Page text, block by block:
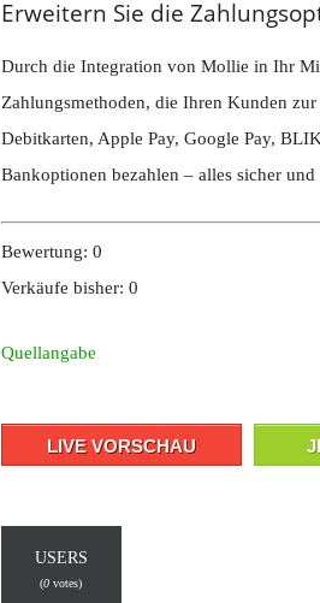
Erweitern Sie die
Durch die Integration von Mollie in Ihr
Zahlungsmethoden, die Ihren Kunden
Debitkarten, Apple Pay, Google Pay,
Bankoptionen bezahlen – alles sicher
Bewertung: 0
Verkäufe bisher: 0
Quellangabe
LIVE VORSCHAU
USERS
(0 votes)